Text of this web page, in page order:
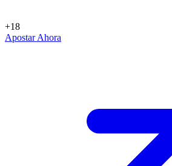
+18
Apostar Ahora